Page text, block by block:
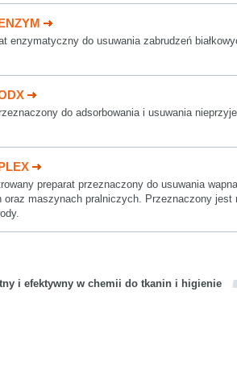
enzymatyczny do usuwania zabrudzeń
do adsorbowania i usuwania
preparat przeznaczony do usuwania
oraz maszynach pralniczych. Przeznaczony jest
i efektywny w chemii do tkanin i higienie